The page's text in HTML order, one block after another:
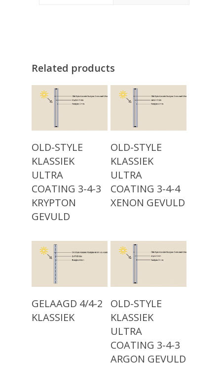
Related products
OLD-STYLE
KLASSIEK
ULTRA
COATING 3-4-3
KRYPTON
GEVULD
OLD-STYLE
KLASSIEK
ULTRA
COATING 3-4-4
XENON GEVULD
GELAAGD 4/4-2
KLASSIEK
OLD-STYLE
KLASSIEK
ULTRA
COATING 3-4-3
ARGON GEVULD
Producten
Monumentaal
(voor 1920)
Klassiek Isolatieglas
1960)
Nieuw: Vacuümglas
Keuzehulp
Advies
Projecten
Showroom